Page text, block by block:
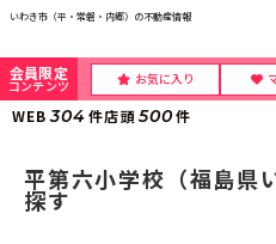
いわき市（平・常磐・内郷）の不動産情報
会員限定
コンテンツ お気に入り
WEB 304件店頭500件
平第六小学校（福島県
探す